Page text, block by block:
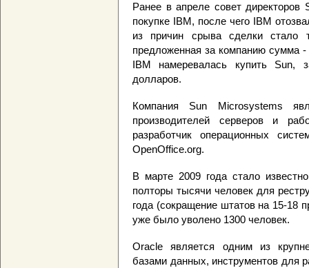
Ранее в апреле совет
покупке IBM, после чего IBM
из причин срыва сделки стало
предложенная за компанию сумма
IBM намеревалась купить Sun,
долларов.
Компания Sun Microsystems
производителей серверов и
разработчик операционных
OpenOffice.org.
В марте 2009 года стало
полторы тысячи человек для
года (сокращение штатов на 15-18
уже было уволено 1300 человек.
Oracle является одним из
базами данных, инструментов для